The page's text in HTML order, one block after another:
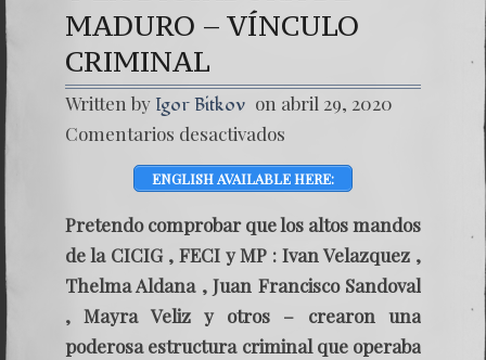
MADURO – VÍNCULO
CRIMINAL
Written by Igor Bitkov on abril 29, 2020
Comentarios desactivados
ENGLISH AVAILABLE HERE:
Pretendo comprobar que los altos mandos
de la CICIG , FECI y MP : Ivan Velazquez ,
Thelma Aldana , Juan Francisco Sandoval
, Mayra Veliz y otros – crearon una
poderosa estructura criminal que operaba